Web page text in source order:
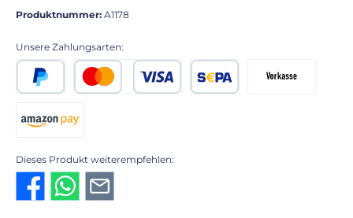
Produktnummer: A1178
Unsere Zahlungsarten:
Dieses Produkt weiterempfehlen: